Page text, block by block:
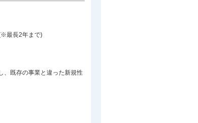
最長2年まで)
、既存の事業と違った新規性